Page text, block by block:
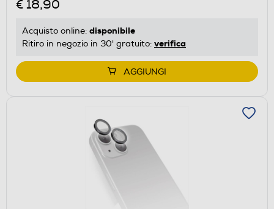
€ 18,90
Acquisto online: disponibile
Ritiro in negozio in 30' gratuito: verifica
AGGIUNGI